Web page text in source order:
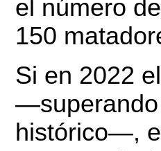
el número
150
Si en 2022
—superando
histórico—,